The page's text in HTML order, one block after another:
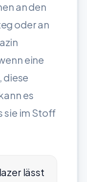
an den
oder an
eine
diese
es
sie im Stoff
lässt